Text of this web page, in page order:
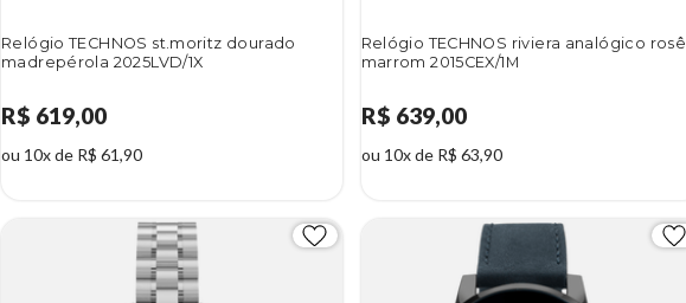
Relógio TECHNOS st.moritz dourado
madrepérola 2025LVD/1X
R$ 619,00
ou 10x de R$ 61,90
Relógio TECHNOS riviera analógico rosê
marrom 2015CEX/1M
R$ 639,00
ou 10x de R$ 63,90